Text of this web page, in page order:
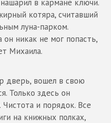
в кармане ключи.
котяра, считавший
луна-парком.
никак не мог попасть,
Михаила.
дверь, вошел в свою
Только здесь он
Чистота и порядок. Все
на книжных полках,